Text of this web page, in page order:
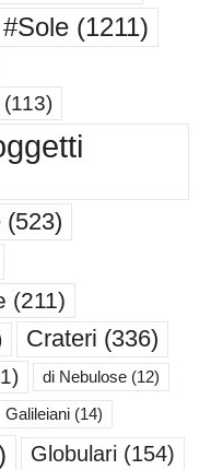
#Sole(1211)
(113)
(523)
(211)
Crateri (336)
di Nebulose(12)
Galileiani(14)
Globulari (154)